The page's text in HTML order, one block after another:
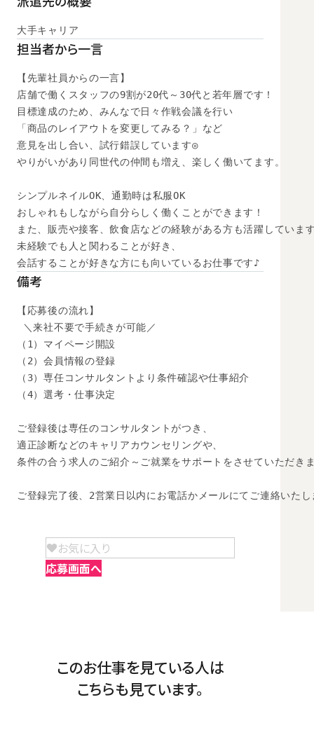
大手キャリア
担当者から一言
【先輩社員からの一言】
店舗で働くスタッフの9割が20代～30代と若年層です！
目標達成のため、みんなで日々作戦会議を行い
「商品のレイアウトを変更してみる？」など
意見を出し合い、試行錯誤しています◎
やりがいがあり同世代の仲間も増え、楽しく働いてます。
シンプルネイルOK、通勤時は私服OK
おしゃれもしながら自分らしく働くことができます！
また、販売や接客、飲食店などの経験がある方も活躍していま
未経験でも人と関わることが好き、
会話することが好きな方にも向いているお仕事です♪
備考
【応募後の流れ】
＼来社不要で手続きが可能／
（1）マイページ開設
（2）会員情報の登録
（3）専任コンサルタントより条件確認や仕事紹介
（4）選考・仕事決定
ご登録後は専任のコンサルタントがつき、
適正診断などのキャリアカウンセリングや、
条件の合う求人のご紹介～ご就業をサポートをさせていただき
ご登録完了後、2営業日以内にお電話かメールにてご連絡いたし
お気に入り
応募画面へ
このお仕事を見ている人は
こちらも見ています。